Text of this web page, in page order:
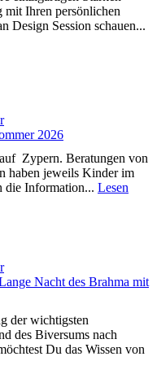
mit Ihren persönlichen
Design Session schauen...
2026
Zypern. Beratungen von
haben jeweils Kinder im
die Information... Lesen
Nacht des Brahma mit
der wichtigsten
des Biversums nach
Du das Wissen von